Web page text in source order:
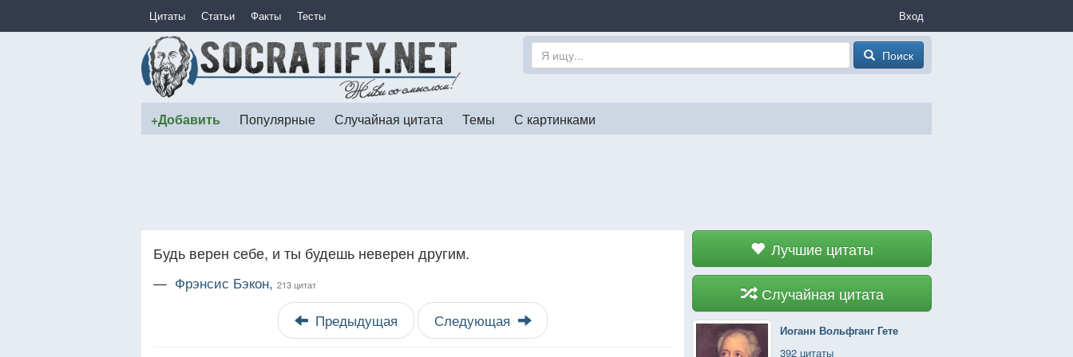
Цитаты Статьи Факты Тесты Вход
Поиск
+Добавить Популярные Случайная цитата Темы С картинками
Лучшие цитаты
Случайная цитата
Иоганн Вольфганг Гете
392 цитаты
Будь верен себе, и ты будешь неверен другим.
— Фрэнсис Бэкон, 213 цитат
Предыдущая Следующая